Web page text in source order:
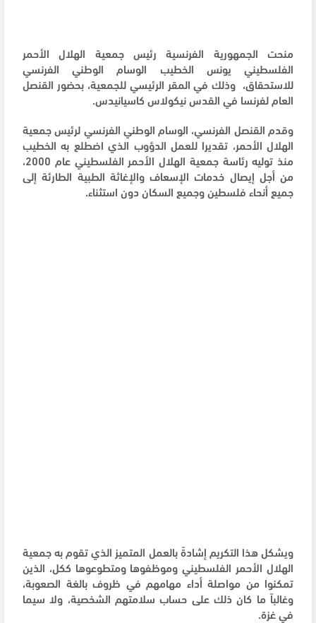
منحت الجمهورية الفرنسية رئيس جمعية الهلال الأحمر
الفلسطيني يونس الخطيب الوسام الوطني الفرنسي
للاستحقاق، وذلك في المقر الرئيسي للجمعية، بحضور القنصل
العام لفرنسا في القدس نيكولاس كاسيانيدس.
وقدم القنصل الفرنسي، الوسام الوطني الفرنسي لرئيس جمعية
الهلال الأحمر، تقديرا للعمل الدؤوب الذي اضطلع به الخطيب
منذ توليه رئاسة جمعية الهلال الأحمر الفلسطيني عام 2000،
من أجل إيصال خدمات الإسعاف والإغاثة الطبية الطارئة إلى
جميع أنحاء فلسطين وجميع السكان دون استثناء.
ويشكل هذا التكريم إشادةً بالعمل المتميز الذي تقوم به جمعية
الهلال الأحمر الفلسطيني وموظفوها ومتطوعوها ككل، الذين
تمكنوا من مواصلة أداء مهامهم في ظروف بالغة الصعوبة،
وغالباً ما كان ذلك على حساب سلامتهم الشخصية، ولا سيما
في غزة.